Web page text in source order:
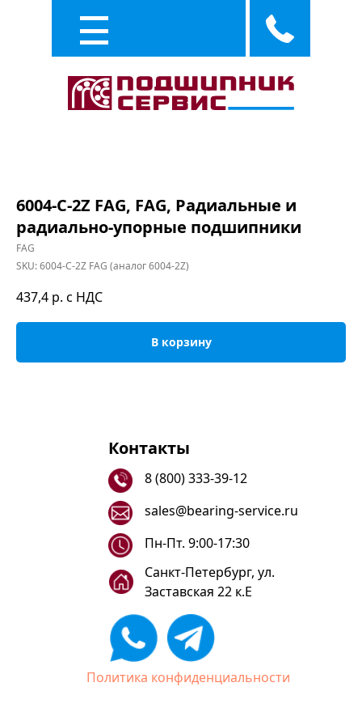
6004-C-2Z FAG, FAG, Радиальные и
радиально-упорные подшипники
FAG
SKU:6004-C-2Z FAG (аналог 6004-2Z)
437,4 р. с НДС
В корзину
Контакты
8 (800) 333-39-12
sales@bearing-service.ru
Санкт-Петербург, ул.
Заставская 22 к.Е
Пн-Пт. 9:00-17:30
Политика конфиденциальности